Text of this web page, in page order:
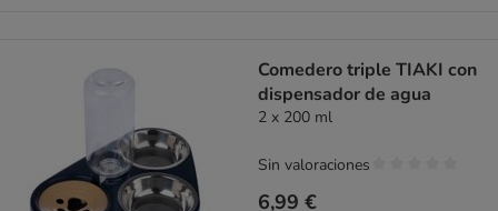
Comedero triple TIAKI con
dispensador de agua
2 x 200 ml
6,99 €
Sin valoraciones